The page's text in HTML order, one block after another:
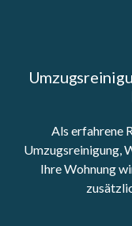
Als erfahrene
Umzugsreinigung,
Ihre Wohnung